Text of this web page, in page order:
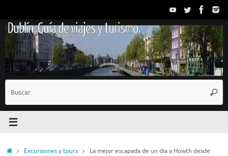
contenido
Dublín. Guía de viajes y turismo.
InicioExcursiones y tours
La mejor escapada de un día a Howth desde